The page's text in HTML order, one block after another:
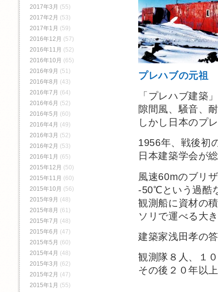
プレハブの元祖
「プレハブ建築
隙間風、騒音、
しかし日本のプ
1956年、戦後初
日本建築学会が
風速60mのブリ
-50℃という過酷
観測船に資材の
ソリで運べる大
建築家浅田孝の
観測隊８人、１
その後２０年以
2017年3月 (55)
2017年2月 (53)
2017年1月 (59)
2016年12月 (57)
2016年11月 (52)
2016年10月 (65)
2016年9月 (51)
2016年8月 (43)
2016年7月 (64)
2016年6月 (52)
2016年5月 (60)
2016年4月 (49)
2016年3月 (52)
2016年2月 (53)
2016年1月 (65)
2015年12月 (50)
2015年11月 (60)
2015年10月 (56)
2015年9月 (48)
2015年8月 (61)
2015年7月 (48)
2015年6月 (47)
2015年5月 (60)
2015年4月 (48)
2015年3月 (62)
2015年2月 (47)
2015年1月 (55)